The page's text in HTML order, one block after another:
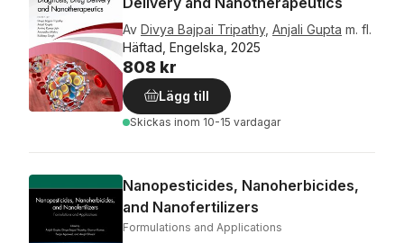
Av Divya Bajpai Tripathy, Anjali Gupta m. fl.
Häftad, Engelska, 2025
808 kr
Lägg till
Skickas inom 10-15 vardagar
Nanopesticides, Nanoherbicides,
and Nanofertilizers
Formulations and Applications